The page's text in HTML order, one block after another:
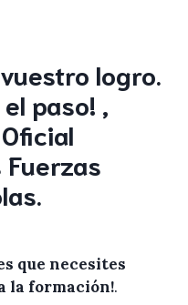
logro.
paso! ,
que necesites
la formación!.